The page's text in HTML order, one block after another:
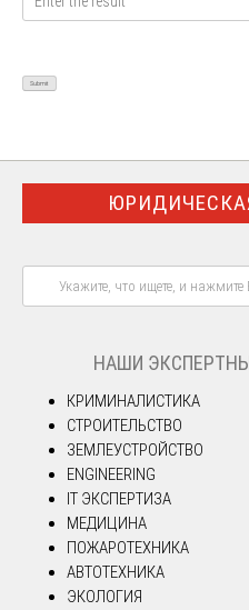
НАШИ
КРИМИНАЛИСТИКА
СТРОИТЕЛЬСТВО
ЗЕМЛЕУСТРОЙСТВО
ENGINEERING
IT ЭКСПЕРТИЗА
МЕДИЦИНА
ПОЖАРОТЕХНИКА
АВТОТЕХНИКА
ЭКОЛОГИЯ